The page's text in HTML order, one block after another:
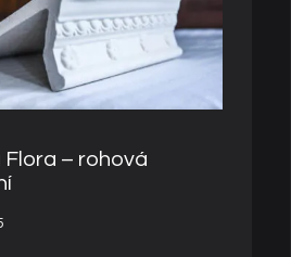
Flora – rohová